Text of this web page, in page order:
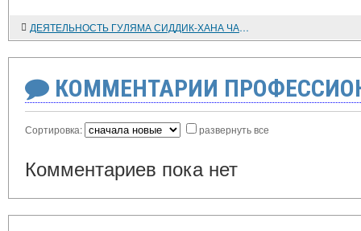
ДЕЯТЕЛЬНОСТЬ ГУЛЯМА СИДДИК-ХАНА ЧАРХИ В 1930-1945 гг.
КОММЕНТАРИИ
Сортировка: развернуть все
Комментариев пока нет